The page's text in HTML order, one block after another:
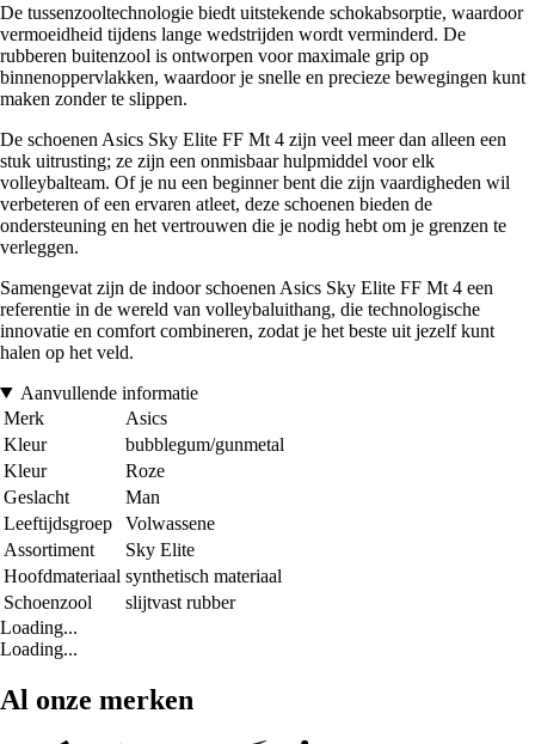
De tussenzooltechnologie biedt uitstekende schokabsorptie, waardoor
vermoeidheid tijdens lange wedstrijden wordt verminderd. De
rubberen buitenzool is ontworpen voor maximale grip op
binnenoppervlakken, waardoor je snelle en precieze bewegingen kunt
maken zonder te slippen.
De schoenen Asics Sky Elite FF Mt 4 zijn veel meer dan alleen een
stuk uitrusting; ze zijn een onmisbaar hulpmiddel voor elk
volleybalteam. Of je nu een beginner bent die zijn vaardigheden wil
verbeteren of een ervaren atleet, deze schoenen bieden de
ondersteuning en het vertrouwen die je nodig hebt om je grenzen te
verleggen.
Samengevat zijn de indoor schoenen Asics Sky Elite FF Mt 4 een
referentie in de wereld van volleybaluithang, die technologische
innovatie en comfort combineren, zodat je het beste uit jezelf kunt
halen op het veld.
Aanvullende informatie
Merk
Asics
Kleur
bubblegum/gunmetal
Kleur
Roze
Geslacht
Man
Leeftijdsgroep
Volwassene
Assortiment
Sky Elite
Hoofdmateriaal synthetisch materiaal
Schoenzool
slijtvast rubber
Loading...
Loading...
Al onze merken